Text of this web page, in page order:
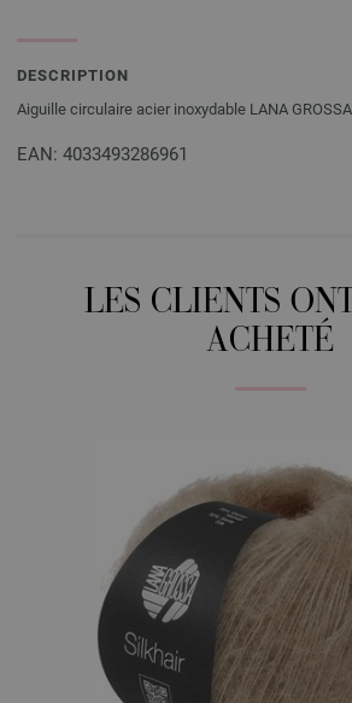
DESCRIPTION
Aiguille circulaire acier inoxydable LANA
EAN: 4033493286961
LES CLIENTS
ACHETÉ